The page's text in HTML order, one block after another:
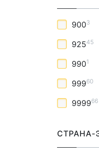
9003
92545
9901
99960
999966
СТРАНА-